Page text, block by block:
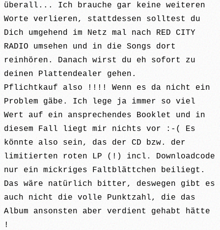
überall... Ich brauche gar keine weiteren
Worte verlieren, stattdessen solltest du
Dich umgehend im Netz mal nach RED CITY
RADIO umsehen und in die Songs dort
reinhören. Danach wirst du eh sofort zu
deinen Plattendealer gehen.
Pflichtkauf also !!!! Wenn es da nicht ein
Problem gäbe. Ich lege ja immer so viel
Wert auf ein ansprechendes Booklet und in
diesem Fall liegt mir nichts vor :-( Es
könnte also sein, das der CD bzw. der
limitierten roten LP (!) incl. Downloadcode
nur ein mickriges Faltblättchen beiliegt.
Das wäre natürlich bitter, deswegen gibt es
auch nicht die volle Punktzahl, die das
Album ansonsten aber verdient gehabt hätte
!